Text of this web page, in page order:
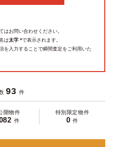
はお問い合わせください。
は太字 *で表示されます。
を入力することで瞬間査定をご利用いた
93 件
開物件
件
特別限定物件
0 件